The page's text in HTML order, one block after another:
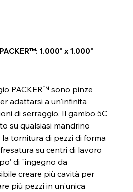
1.000" x 1.000"
PACKER™ sono pinze
adattarsi a un'infinita
di serraggio. Il gambo 5C
su qualsiasi mandrino
tornitura di pezzi di forma
su centri di lavoro
di "ingegno da
creare più cavità per
più pezzi in un'unica